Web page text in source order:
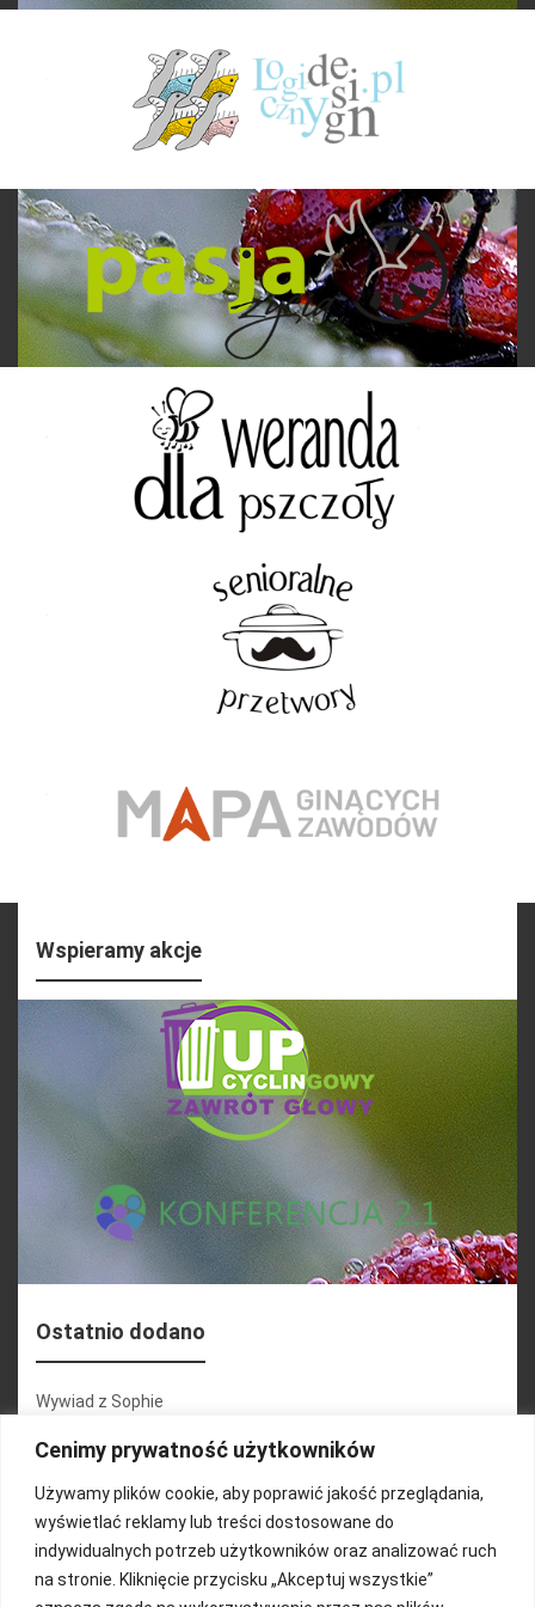
Cenimy prywatność użytkowników
Używamy plików cookie, aby poprawić jakość przeglądania,
wyświetlać reklamy lub treści dostosowane do
indywidualnych potrzeb użytkowników oraz analizować ruch
na stronie. Kliknięcie przycisku „Akceptuj wszystkie”
Wspieramy akcje
Ostatnio dodano
Wywiad z Sophie
Konferencja 2.1
Martyna Wojciechowska
Relacja zdjęciowa 25.09.2024r (cz.2)
Wywiady z uczestnikami